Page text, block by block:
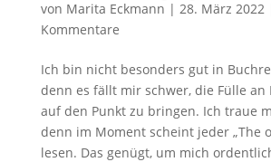
von Marita Eckmann | 28. März 2022
Kommentare
Ich bin nicht besonders gut in
denn es fällt mir schwer, die Fülle
auf den Punkt zu bringen. Ich traue
denn im Moment scheint jeder „The
lesen. Das genügt, um mich